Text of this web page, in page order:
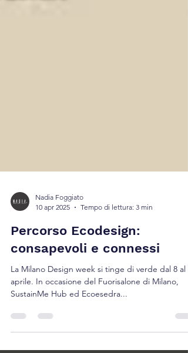
10 apr 2025
Tempo di lettura: 3 min
Percorso Ecodesign:
consapevoli e connessi
La Milano Design week si tinge di verde dal 8 al
SustainMe Hub ed Ecoesedra...